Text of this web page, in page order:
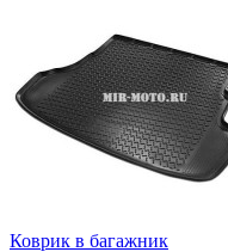
Коврик в багажник